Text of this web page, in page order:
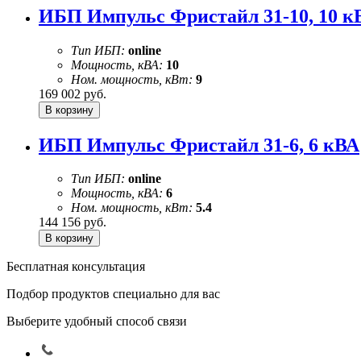
ИБП Импульс Фристайл 31-10, 10
Тип ИБП: online
Мощность, кВА: 10
Ном. мощность, кВт: 9
169 002 руб.
ИБП Импульс Фристайл 31-6, 6 кВА
Тип ИБП: online
Мощность, кВА: 6
Ном. мощность, кВт: 5.4
144 156 руб.
Бесплатная консультация
Подбор продуктов специально для вас
Выберите удобный способ связи